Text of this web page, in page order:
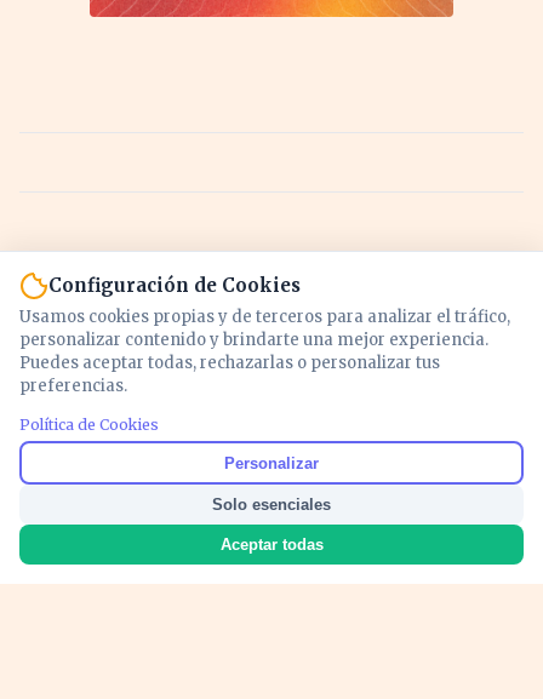
Noticias y análisis de economía, mercados,
inversión y política. Información actualizada
para entender lo que mueve tu dinero y tu
país.
Configuración de Cookies
Usamos cookies propias y de terceros para analizar el tráfico,
personalizar contenido y brindarte una mejor experiencia.
Puedes aceptar todas, rechazarlas o personalizar tus
preferencias.
Política de Cookies
Personalizar
Solo esenciales
Aceptar todas